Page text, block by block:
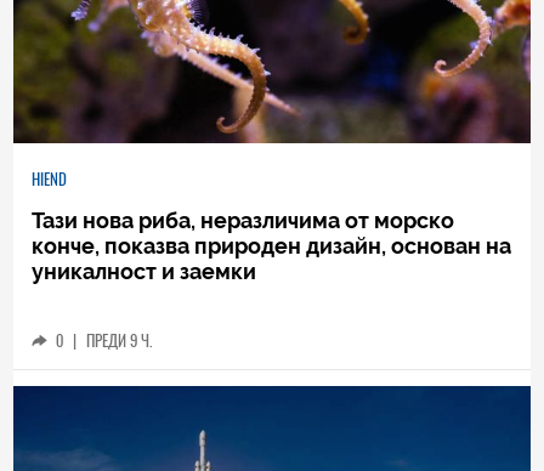
HIEND
Тази нова риба, неразличима от морско
конче, показва природен дизайн, основан на
уникалност и заемки
0 | ПРЕДИ 9 Ч.